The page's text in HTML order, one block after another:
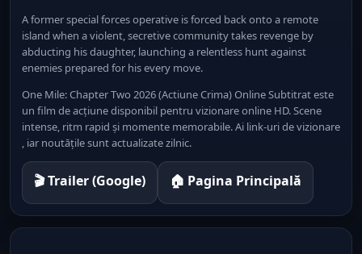
A former special forces operative is forced back onto a remote
island when a violent, secretive community takes revenge by
abducting his daughter, launching a relentless hunt against
enemies prepared for his every move.
One Mile: Chapter Two 2026 (Actiune Crima) Online Subtitrat este
un film de acțiune disponibil pentru vizionare online HD. Scene
intense, ritm rapid și momente memorabile. Ai link-uri de vizionare
, iar noutățile sunt actualizate zilnic.
🎬 Trailer (Google) 🏠 Pagina Principală